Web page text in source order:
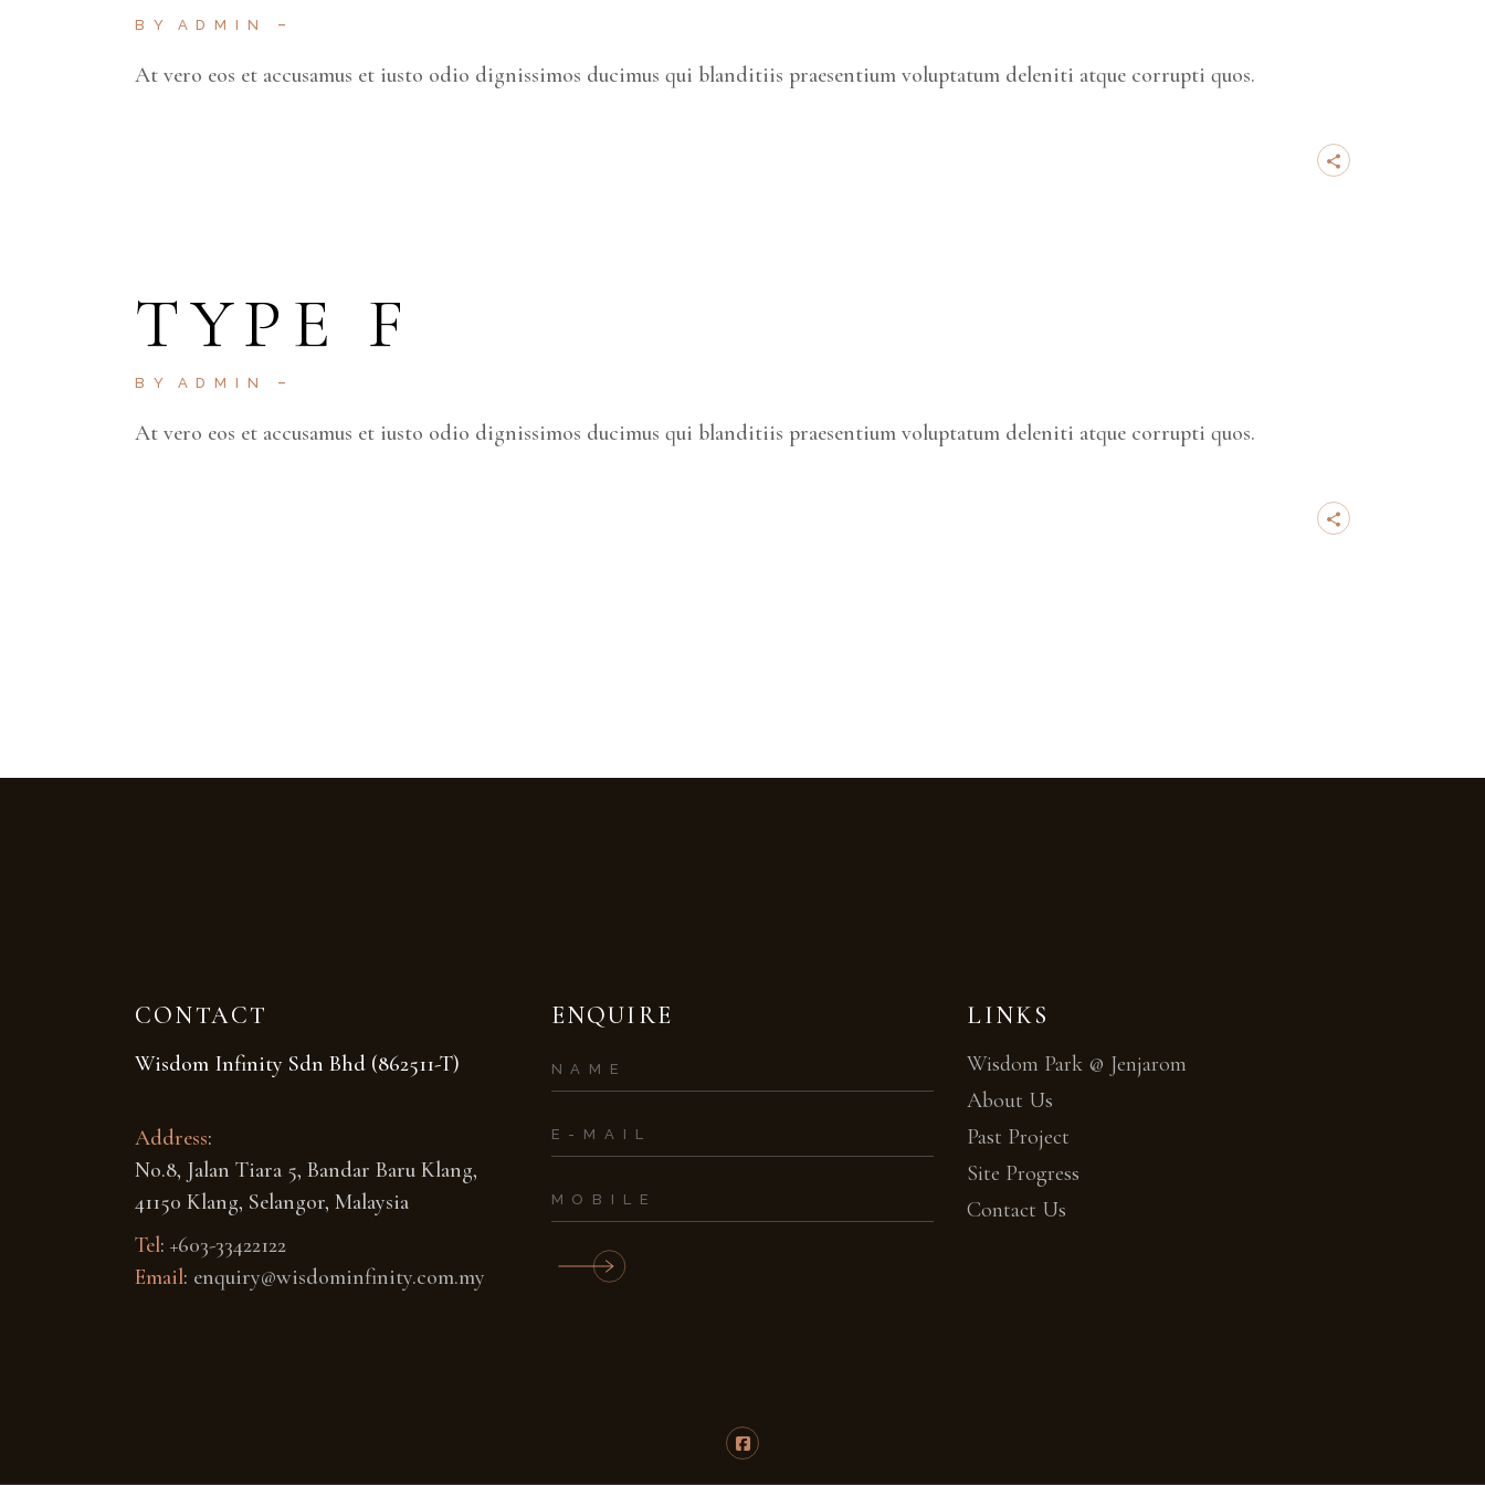
BY ADMIN
At vero eos et accusamus et iusto odio dignissimos ducimus qui blanditiis praesentium voluptatum deleniti atque corrupti quos.
TYPE F
BY ADMIN
At vero eos et accusamus et iusto odio dignissimos ducimus qui blanditiis praesentium voluptatum deleniti atque corrupti quos.
CONTACT
Wisdom Infinity Sdn Bhd (862511-T)
Address:
No.8, Jalan Tiara 5, Bandar Baru Klang,
41150 Klang, Selangor, Malaysia
Tel: +603-33422122
Email: enquiry@wisdominfinity.com.my
ENQUIRE LINKS
Wisdom Park @ Jenjarom
About Us
Past Project
Site Progress
Contact Us